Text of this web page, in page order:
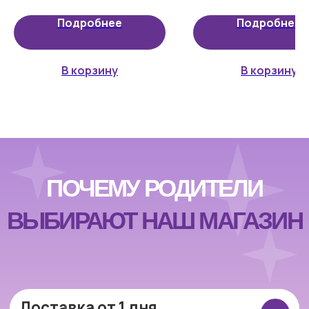
Подробнее
В корзину
волшебного тумана.
Подробнее
В корзину
Подарочная упаковка
Безопасная оплата онлайн
По желанию красиво упакуем игрушку —
идеально для подарка.
Вы можете вернуть товар в течение 14 дней
защищенные платежные системы.